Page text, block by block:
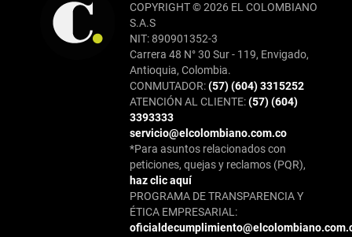
COPYRIGHT © 2026 EL COLOMBIANO
S.A.S
NIT: 890901352-3
Carrera 48 N° 30 Sur - 119, Envigado,
Antioquia, Colombia.
CONMUTADOR:(57) (604) 3315252
ATENCIÓN AL CLIENTE:(57) (604)
3393333
servicio@elcolombiano.com.co
*Para asuntos relacionados con
peticiones, quejas y reclamos (PQR),
haz clic aquí
PROGRAMA DE TRANSPARENCIA Y
ÉTICA EMPRESARIAL: